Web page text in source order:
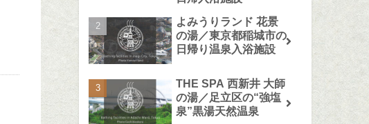
よみうりランド 花景
の湯／東京都稲城市の
日帰り温泉入浴施設
THE SPA 西新井 大師
の湯／足立区の“強塩
泉”黒湯天然温泉